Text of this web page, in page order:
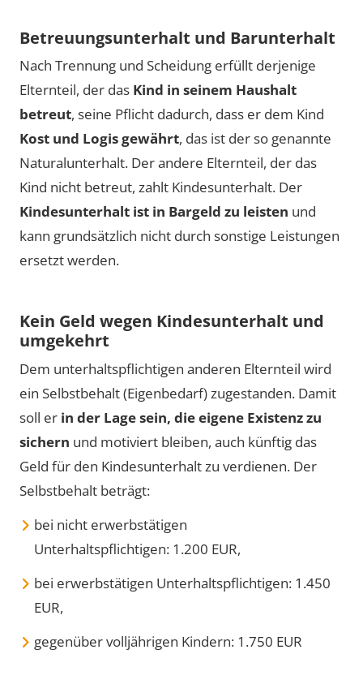
Betreuungsunterhalt und Barunterhalt
Nach Trennung und Scheidung erfüllt derjenige
Elternteil, der das Kind in seinem Haushalt
betreut, seine Pflicht dadurch, dass er dem Kind
Kost und Logis gewährt, das ist der so genannte
Naturalunterhalt. Der andere Elternteil, der das
Kind nicht betreut, zahlt Kindesunterhalt. Der
Kindesunterhalt ist in Bargeld zu leisten und
kann grundsätzlich nicht durch sonstige Leistungen
ersetzt werden.
Kein Geld wegen Kindesunterhalt und
umgekehrt
Dem unterhaltspflichtigen anderen Elternteil wird
ein Selbstbehalt (Eigenbedarf) zugestanden. Damit
soll er in der Lage sein, die eigene Existenz zu
sichern und motiviert bleiben, auch künftig das
Geld für den Kindesunterhalt zu verdienen. Der
Selbstbehalt beträgt:
bei nicht erwerbstätigen
Unterhaltspflichtigen: 1.200 EUR,
bei erwerbstätigen Unterhaltspflichtigen: 1.450
EUR,
gegenüber volljährigen Kindern: 1.750 EUR